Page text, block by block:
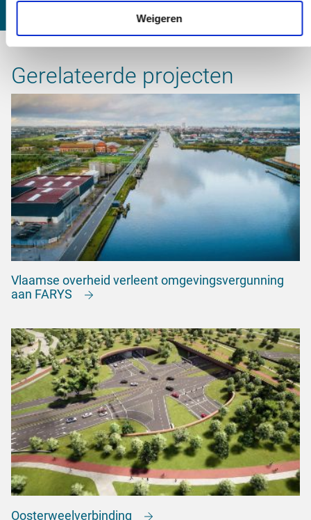
Weigeren
Gerelateerde projecten
Vlaamse overheid verleent omgevingsvergunning
aan FARYS
Oosterweelverbinding